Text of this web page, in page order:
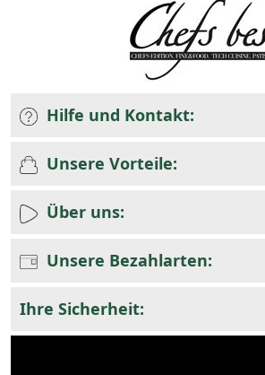
Hilfe und Kontakt:
Unsere Vorteile:
Über uns:
Unsere Bezahlarten:
Ihre Sicherheit: